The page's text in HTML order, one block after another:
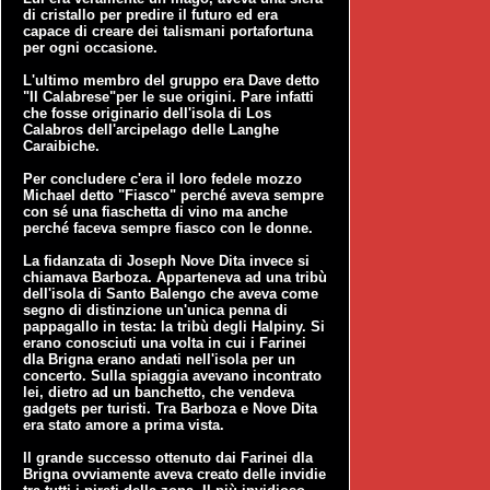
di cristallo per predire il futuro ed era
capace di creare dei talismani portafortuna
per ogni occasione.
L'ultimo membro del gruppo era Dave detto
"Il Calabrese"per le sue origini. Pare infatti
che fosse originario dell'isola di Los
Calabros dell'arcipelago delle Langhe
Caraibiche.
Per concludere c'era il loro fedele mozzo
Michael detto "Fiasco" perché aveva sempre
con sé una fiaschetta di vino ma anche
perché faceva sempre fiasco con le donne.
La fidanzata di Joseph Nove Dita invece si
chiamava Barboza. Apparteneva ad una tribù
dell'isola di Santo Balengo che aveva come
segno di distinzione un'unica penna di
pappagallo in testa: la tribù degli Halpiny. Si
erano conosciuti una volta in cui i Farinei
dla Brigna erano andati nell'isola per un
concerto. Sulla spiaggia avevano incontrato
lei, dietro ad un banchetto, che vendeva
gadgets per turisti. Tra Barboza e Nove Dita
era stato amore a prima vista.
Il grande successo ottenuto dai Farinei dla
Brigna ovviamente aveva creato delle invidie